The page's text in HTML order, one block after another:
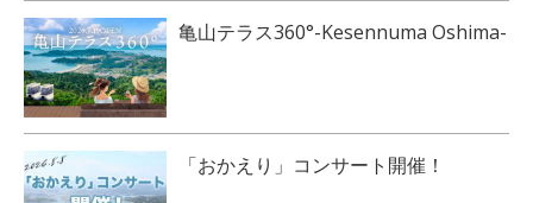
亀山テラス360°-Kesennuma Oshima-
「おかえり」コンサート開催！